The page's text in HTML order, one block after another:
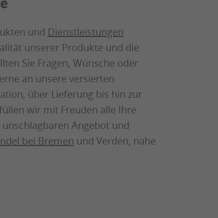
und Dienstleistungen
unserer Produkte und die
Sie Fragen, Wünsche oder
an unsere versierten
über Lieferung bis hin zur
wir mit Freuden alle Ihre
Angebot und
bei Bremen und Verden, nahe